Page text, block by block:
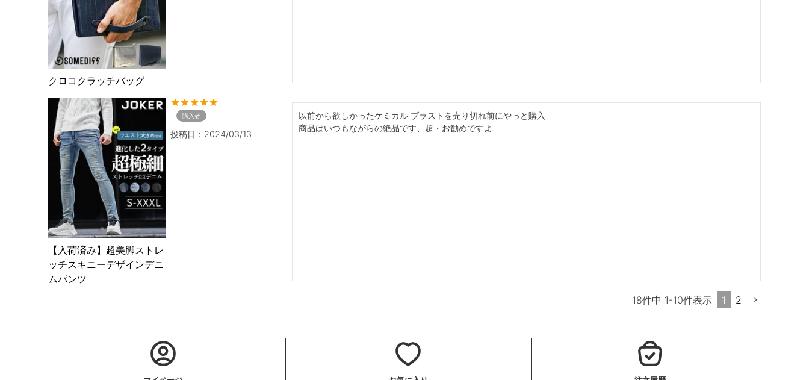
クロコクラッチバッグ
【入荷済み】超美脚ストレ
ッチスキニーデザインデニ
ムパンツ
購入者
投稿日 2024/03/13
以前から欲しかったケミカル ブラストを売り切れ前にやっと購入
商品はいつもながらの絶品です、超・お勧めですよ
18件中 1-10件表示 1 2